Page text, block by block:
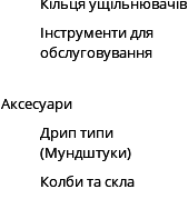
Інструменти для
обслуговування
Аксесуари
Дрип типи
(Мундштуки)
Колби та скла